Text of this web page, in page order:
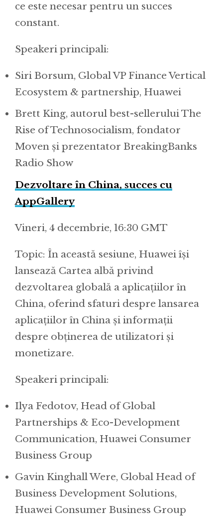
ce este necesar pentru un succes
constant.
Speakeri principali:
Siri Borsum, Global VP Finance Vertical
Ecosystem & partnership, Huawei
Brett King, autorul best-sellerului The
Rise of Technosocialism, fondator
Moven și prezentator BreakingBanks
Radio Show
Dezvoltare în China, succes cu
AppGallery
Vineri, 4 decembrie, 16:30 GMT
Topic: În această sesiune, Huawei își
lansează Cartea albă privind
dezvoltarea globală a aplicațiilor în
China, oferind sfaturi despre lansarea
aplicațiilor în China și informații
despre obținerea de utilizatori și
monetizare.
Speakeri principali:
Ilya Fedotov, Head of Global
Partnerships & Eco-Development
Communication, Huawei Consumer
Business Group
Gavin Kinghall Were, Global Head of
Business Development Solutions,
Huawei Consumer Business Group